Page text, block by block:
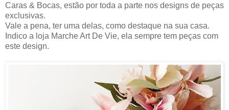
Caras & Bocas, estão por toda a parte nos designs de peças
exclusivas.
Vale a pena, ter uma delas, como destaque na sua casa.
Indico a loja Marche Art De Vie, ela sempre tem peças com
este design.